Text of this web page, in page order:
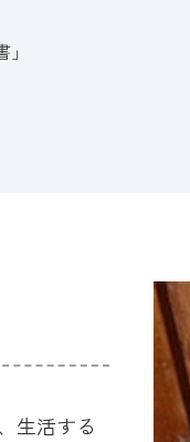
生活する